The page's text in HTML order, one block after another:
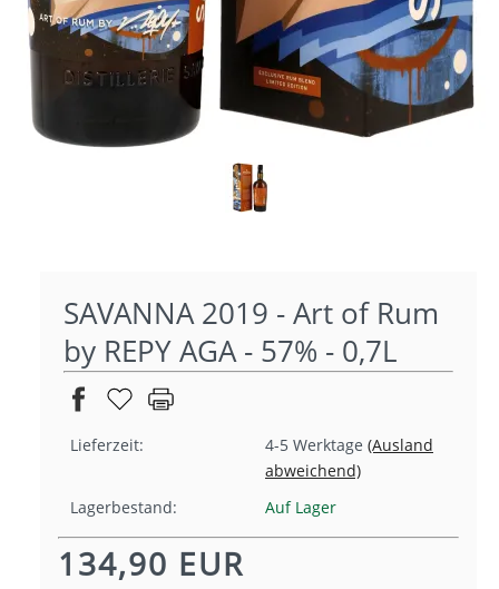
SAVANNA 2019 - Art of Rum
by REPY AGA - 57% - 0,7L
Lieferzeit: 4-5 Werktage (Ausland
abweichend)
Lagerbestand:
Auf Lager
134,90 EUR